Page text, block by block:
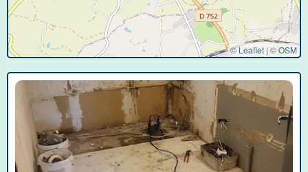
© Leaflet | ©OSM